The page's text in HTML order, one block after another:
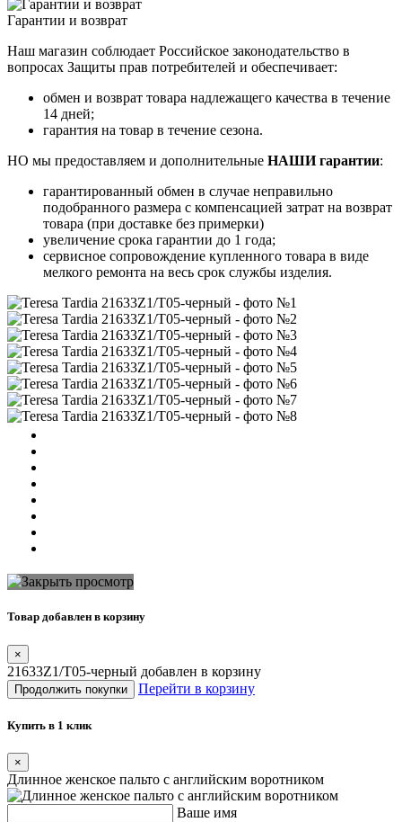
Гарантии и возврат
Наш магазин соблюдает Российское законодательство в
вопросах Защиты прав потребителей и обеспечивает:
обмен и возврат товара надлежащего качества в течение
14 дней;
гарантия на товар в течение сезона.
НО мы предоставляем и дополнительные НАШИ гарантии:
гарантированный обмен в случае неправильно
подобранного размера с компенсацией затрат на возврат
товара (при доставке без примерки)
увеличение срока гарантии до 1 года;
сервисное сопровождение купленного товара в виде
мелкого ремонта на весь срок службы изделия.
Товар добавлен в корзину
×
21633Z1/T05-черный добавлен в корзину
Продолжить покупки Перейти в корзину
Купить в 1 клик
×
Длинное женское пальто с английским воротником
Ваше имя